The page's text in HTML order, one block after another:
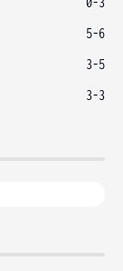
5-6
3-5
3-3